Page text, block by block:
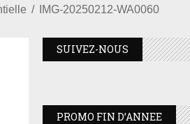
IMG-20250212-WA0060
SUIVEZ-NOUS
PROMO FIN D’ANNEE